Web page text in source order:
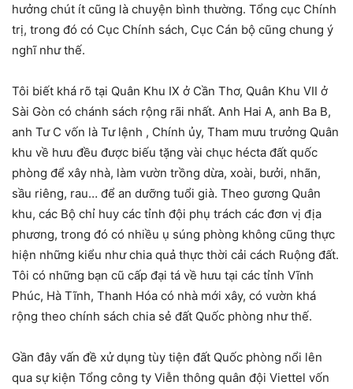
hưởng chút ít cũng là chuyện bình thường. Tổng cục Chính
trị, trong đó có Cục Chính sách, Cục Cán bộ cũng chung ý
nghĩ như thế.
Tôi biết khá rõ tại Quân Khu IX ở Cần Thơ, Quân Khu VII ở
Sài Gòn có chánh sách rộng rãi nhất. Anh Hai A, anh Ba B,
anh Tư C vốn là Tư lệnh , Chính ủy, Tham mưu trưởng Quân
khu về hưu đều được biếu tặng vài chục hécta đất quốc
phòng để xây nhà, làm vườn trồng dừa, xoài, bưởi, nhãn,
sầu riêng, rau… để an dưỡng tuổi già. Theo gương Quân
khu, các Bộ chỉ huy các tỉnh đội phụ trách các đơn vị địa
phương, trong đó có nhiều ụ súng phòng không cũng thực
hiện những kiểu như chia quả thực thời cải cách Ruộng đất.
Tôi có những bạn cũ cấp đại tá về hưu tại các tỉnh Vĩnh
Phúc, Hà Tĩnh, Thanh Hóa có nhà mới xây, có vườn khá
rộng theo chính sách chia sẻ đất Quốc phòng như thế.
Gần đây vấn đề xử dụng tùy tiện đất Quốc phòng nổi lên
qua sự kiện Tổng công ty Viễn thông quân đội Viettel vốn